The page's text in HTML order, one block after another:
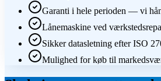
Garanti i hele perioden — vi
Lånemaskine ved
Sikker datasletning efter ISO
Mulighed for køb til